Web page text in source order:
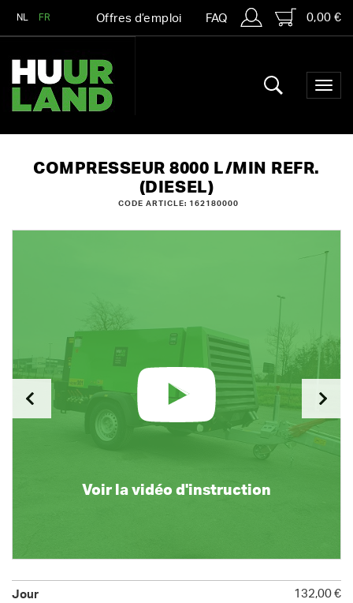
NL FR Offres d’emploi FAQ 0,00 €
COMPRESSEUR 8000 L/MIN REFR.
(DIESEL)
CODE ARTICLE: 162180000
Voir la vidéo d'instruction
132,00 €